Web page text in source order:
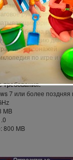
глава на 15
руководство по
обои на рабочий
коллекцию для
персонажей
по игре и
7 или более поздняя
MB
800 MB